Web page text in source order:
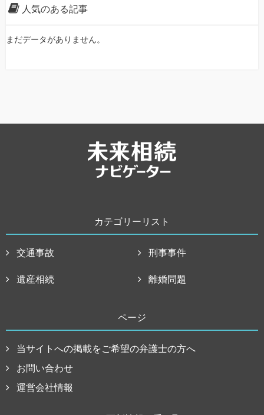
人気のある記事
まだデータがありません。
カテゴリーリスト
交通事故 刑事事件
遺産相続 離婚問題
ページ
当サイトへの掲載をご希望の弁護士の方へ
お問い合わせ
運営会社情報